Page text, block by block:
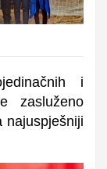
i
zasluženo
najuspješniji